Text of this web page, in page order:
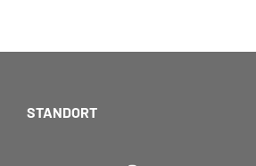
STANDORT